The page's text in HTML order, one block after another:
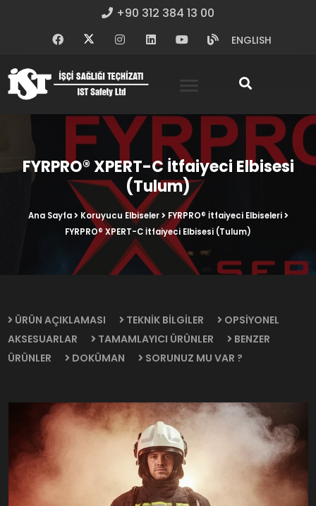
+90 312 384 13 00
ENGLISH
FYRPRO® XPERT-C İtfaiyeci Elbisesi
(Tulum)
Ana Sayfa Koruyucu Elbiseler
FYRPRO® İtfaiyeci Elbiseleri
FYRPRO® XPERT-C İtfaiyeci Elbisesi (Tulum)
ÜRÜN AÇIKLAMASI TEKNİK BİLGİLER
OPSİYONEL
AKSESUARLAR
TAMAMLAYICI ÜRÜNLER
BENZER
ÜRÜNLER
DOKÜMAN SORUNUZ MU VAR ?